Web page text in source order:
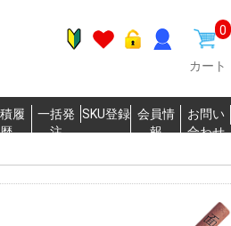
0
カート
履
歴
一括発
注
SKU登録 会員情
報
お問い
合わせ